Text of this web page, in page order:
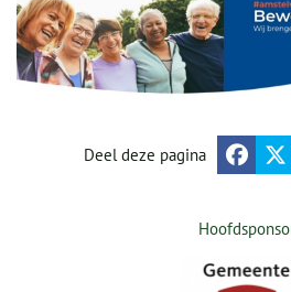
Deel deze pagina